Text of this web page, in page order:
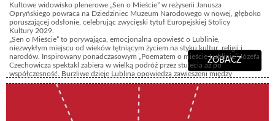
Kultowe widowisko plenerowe „Sen o Mieście” w reżyserii Janusza
Opryńskiego powraca na Dziedziniec Muzeum Narodowego w nowej, głęboko
poruszającej odsłonie, celebrując zwycięski tytuł Europejskiej Stolicy
Kultury 2029.
„Sen o Mieście” to porywająca, emocjonalna opowieść o Lublinie,
niezwykłym miejscu od wieków tętniącym życiem na styku kultur, religii i
narodów. Inspirowany ponadczasowym „Poematem o mieście Lublinie” Józefa
Czechowicza spektakl zabiera w wielką podróż przez stulecia aż po
współczesność. Burzliwe dzieje Lublina opowiedzą zawieszeni między
ziemią a niebem artyści cyrkowi i akrobaci, balansujący na linie i
tańczący na podniebnych szarfach. Całość dopełnia monumentalna
scenografia Jarosława Koziary, autorska muzyka Rafała Rozmusa oraz
głosy, które poniosą tę opowieść: historyczną narrację przeczyta
Zbigniew Dziduch, a fragmenty poezji Józefa Czechowicza zaprezentuje
ZOBACZ